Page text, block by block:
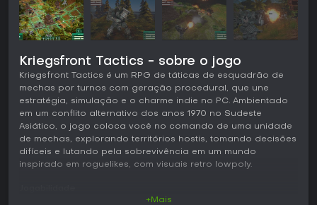
Kriegsfront Tactics - sobre o jogo
Kriegsfront Tactics é um RPG de táticas de esquadrão de
mechas por turnos com geração procedural, que une
estratégia, simulação e o charme indie no PC. Ambientado
em um conflito alternativo dos anos 1970 no Sudeste
Asiático, o jogo coloca você no comando de uma unidade
de mechas, explorando territórios hostis, tomando decisões
difíceis e lutando pela sobrevivência em um mundo
inspirado em roguelikes, com visuais retro lowpoly.
+Mais